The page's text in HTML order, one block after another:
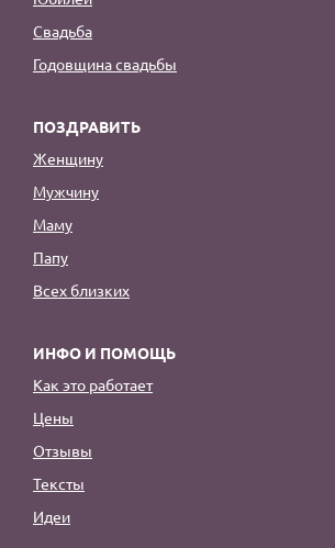
Свадьба
Годовщина свадьбы
ПОЗДРАВИТЬ
Женщину
Мужчину
Маму
Папу
Всех близких
ИНФО И ПОМОЩЬ
Как это работает
Цены
Отзывы
Тексты
Идеи